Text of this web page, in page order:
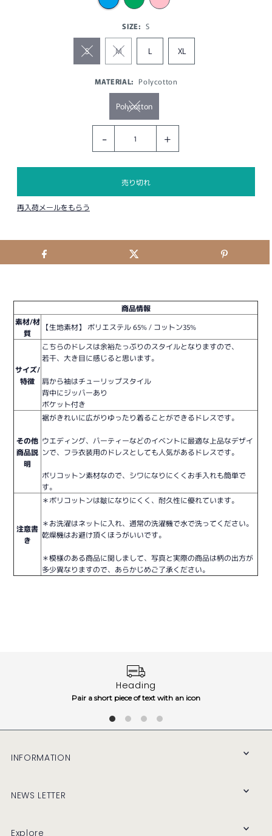
SIZE: S
S M L XL
MATERIAL: Polycotton
Polycotton
- +
再入荷メールをもらう
商品情報
素材/材
質
【生地素材】 ポリエステル 65% / コットン35%
サイズ/
特徴
こちらのドレスは余裕たっぷりのスタイルとなりますので、
若干、大き目に感じると思います。
肩から袖はチューリップスタイル
背中にジッパーあり
ポケット付き
その他
商品説
明
裾がきれいに広がりゆったり着ることができるドレスです。
ウエディング、パーティーなどのイベントに最適な上品なデザイ
ンで、フラ衣装用のドレスとしても人気があるドレスです。
ポリコットン素材なので、シワになりにくくお手入れも簡単で
す。
注意書
き
＊ポリコットンは皺になりにくく、耐久性に優れています。
＊お洗濯はネットに入れ、通常の洗濯機で水で洗ってください。
乾燥機はお避け頂くほうがいいです。
＊模様のある商品に関しまして、写真と実際の商品は柄の出方が
多少異なりますので、あらかじめご了承ください。
Heading
Pair a short piece of text with an icon
INFORMATION
NEWS LETTER
Explore